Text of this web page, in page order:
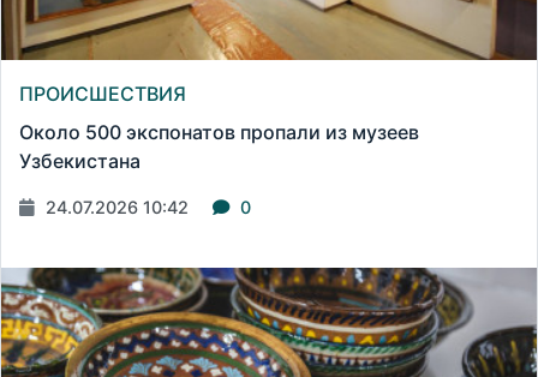
ПРОИСШЕСТВИЯ
Около 500 экспонатов пропали из музеев
Узбекистана
24.07.2026 10:42 0